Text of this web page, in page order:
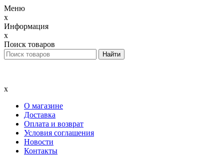
Меню
x
Информация
x
Поиск товаров
x
О магазине
Доставка
Оплата и возврат
Условия соглашения
Новости
Контакты